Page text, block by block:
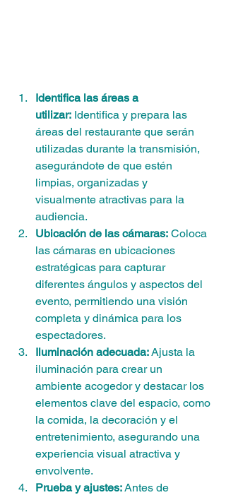
Identifica las áreas a
utilizar: Identifica y prepara las
áreas del restaurante que serán
utilizadas durante la transmisión,
asegurándote de que estén
limpias, organizadas y
visualmente atractivas para la
audiencia.
Ubicación de las cámaras: Coloca
las cámaras en ubicaciones
estratégicas para capturar
diferentes ángulos y aspectos del
evento, permitiendo una visión
completa y dinámica para los
espectadores.
Iluminación adecuada: Ajusta la
iluminación para crear un
ambiente acogedor y destacar los
elementos clave del espacio, como
la comida, la decoración y el
entretenimiento, asegurando una
experiencia visual atractiva y
envolvente.
Prueba y ajustes: Antes de